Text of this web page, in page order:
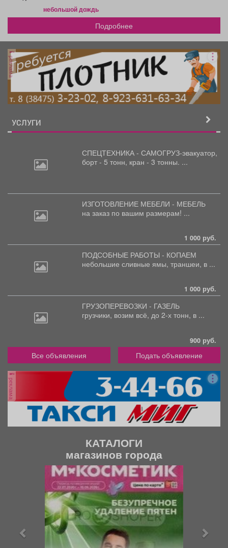
небольшой дождь
Подробнее
реклама
УСЛУГИ
СПЕЦТЕХНИКА - САМОГРУЗ-эвакуатор,
борт - 5 тонн, кран - 3 тонны. ...
ИЗГОТОВЛЕНИЕ МЕБЕЛИ - МЕБЕЛЬ
на заказ по вашим размерам! ...
1 000 руб.
ПОДСОБНЫЕ РАБОТЫ - КОПАЕМ
небольшие сливные ямы, траншеи, в ...
1 000 руб.
ГРУЗОПЕРЕВОЗКИ - ГАЗЕЛЬ
грузчики, возим всё, до 2-х тонн, в ...
900 руб.
Все объявления Подать объявление
реклама
КАТАЛОГИ
магазинов города